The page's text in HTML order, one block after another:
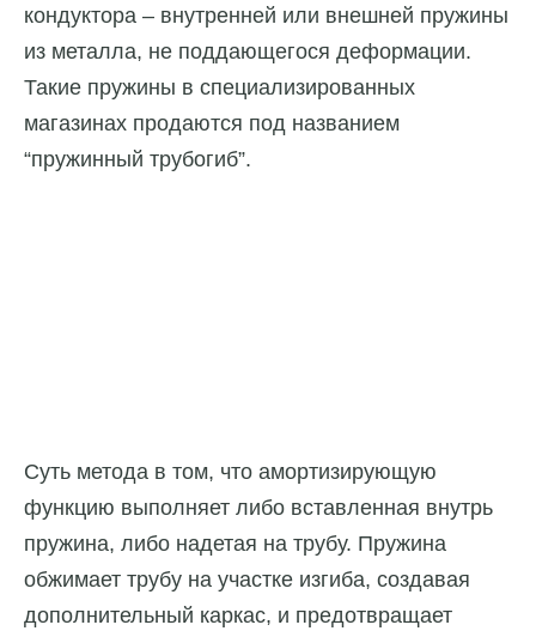
кондуктора – внутренней или внешней пружины
из металла, не поддающегося деформации.
Такие пружины в специализированных
магазинах продаются под названием
“пружинный трубогиб”.
Суть метода в том, что амортизирующую
функцию выполняет либо вставленная внутрь
пружина, либо надетая на трубу. Пружина
обжимает трубу на участке изгиба, создавая
дополнительный каркас, и предотвращает